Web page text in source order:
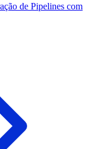
de Pipelines com